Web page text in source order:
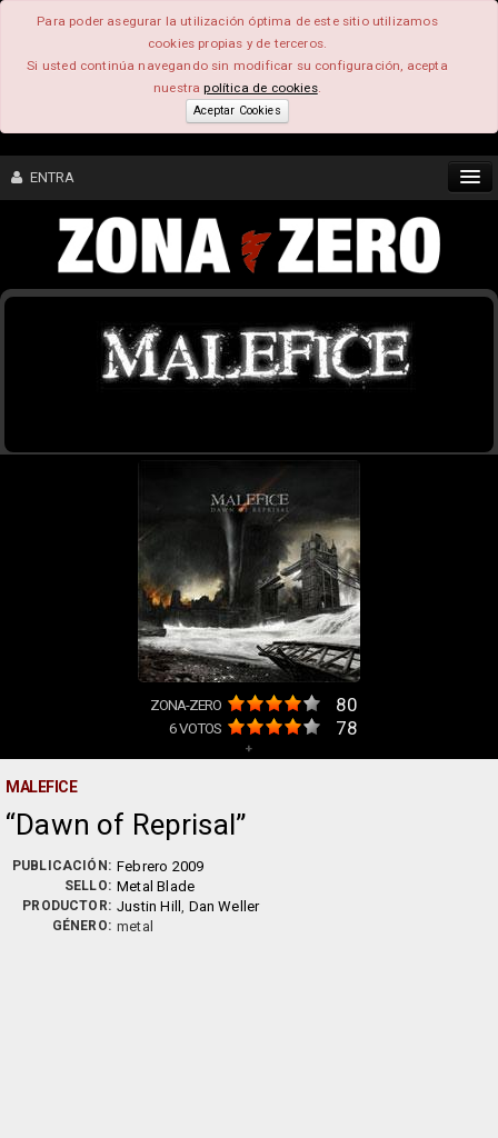
Para poder asegurar la utilización óptima de este sitio utilizamos
cookies propias y de terceros.
Si usted continúa navegando sin modificar su configuración, acepta
nuestrapolítica de cookies.
Aceptar Cookies
ENTRA
CONTENIDO
COMUNIDAD
FEEEDBACK
ZONA-ZERO 80
6VOTOS 78
+
MALEFICE
Dawn of Reprisal
PUBLICACIÓN: Febrero 2009
SELLO: Metal Blade
PRODUCTOR: Justin Hill, Dan Weller
GÉNERO: metal